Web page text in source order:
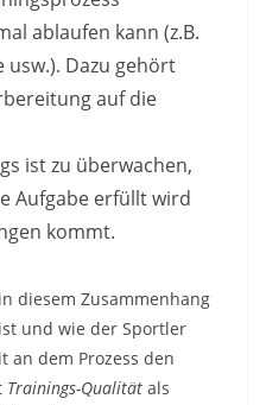
ablaufen kann (z.B.
usw.). Dazu gehört
auf die
ist zu überwachen,
Aufgabe erfüllt wird
kommt.
diesem Zusammenhang
und wie der Sportler
an dem Prozess den
Trainings-Qualität als